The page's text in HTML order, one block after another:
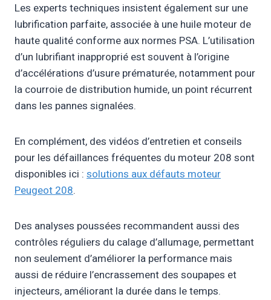
corrosion
Les experts techniques insistent également sur une
lubrification parfaite, associée à une huile moteur de
haute qualité conforme aux normes PSA. L’utilisation
d’un lubrifiant inapproprié est souvent à l’origine
d’accélérations d’usure prématurée, notamment pour
la courroie de distribution humide, un point récurrent
dans les pannes signalées.
En complément, des vidéos d’entretien et conseils
pour les défaillances fréquentes du moteur 208 sont
disponibles ici : solutions aux défauts moteur
Peugeot 208.
Des analyses poussées recommandent aussi des
contrôles réguliers du calage d’allumage, permettant
non seulement d’améliorer la performance mais
aussi de réduire l’encrassement des soupapes et
injecteurs, améliorant la durée dans le temps.